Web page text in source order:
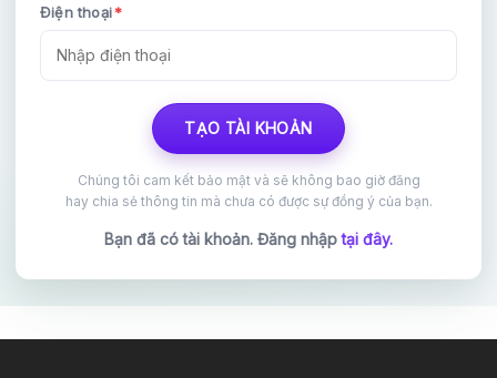
Điện thoại*
TẠO TÀI KHOẢN
Chúng tôi cam kết bảo mật và sẽ không bao giờ đăng
hay chia sẻ thông tin mà chưa có được sự đồng ý của bạn.
Bạn đã có tài khoản. Đăng nhậptại đây.